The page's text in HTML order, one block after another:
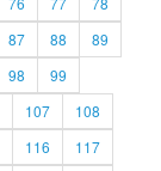
87 88
89
98
99
107
108
116
117